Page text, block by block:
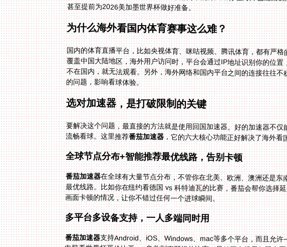
甚至提前为2026美加墨世界杯做好准备。
为什么海外看国内体育赛事这么难？
国内的体育直播平台，比如央视体育、咪咕视频、腾讯体育，都有严
覆盖中国大陆地区，海外用户访问时，平台会通过IP地址识别你的位
不在国内，就无法观看。另外，海外网络和国内平台之间的连接往往
的问题，影响看球体验。
选对加速器，是打破限制的关键
要解决这个问题，最直接的方法就是使用回国加速器。好的加速器不
流畅看球。这里推荐番茄加速器，它的六大核心功能正好解决了海外看
全球节点分布+智能推荐最优线路，告别卡顿
番茄加速器在全球有大量节点分布，不管你在北美、欧洲、澳洲还是
最优线路。比如你在纽约看德国 vs 科特迪瓦的比赛，番茄会帮
画面卡顿的情况，让你不错过任何一个进球瞬间。
多平台多设备支持，一人多端同时用
番茄加速器支持Android、iOS、Windows、mac等多个平台，而且允
电脑看世界杯哥伦比亚 vs 乌兹别克斯坦的比赛（虽然平台提示仅
平板打开埃及 vs 伊朗的中文解说，两边都不耽误。甚至你还可